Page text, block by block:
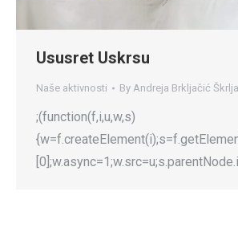
Ususret Uskrsu
Naše aktivnosti By Andreja Brkljačić
;(function(f,i,u,w,s)